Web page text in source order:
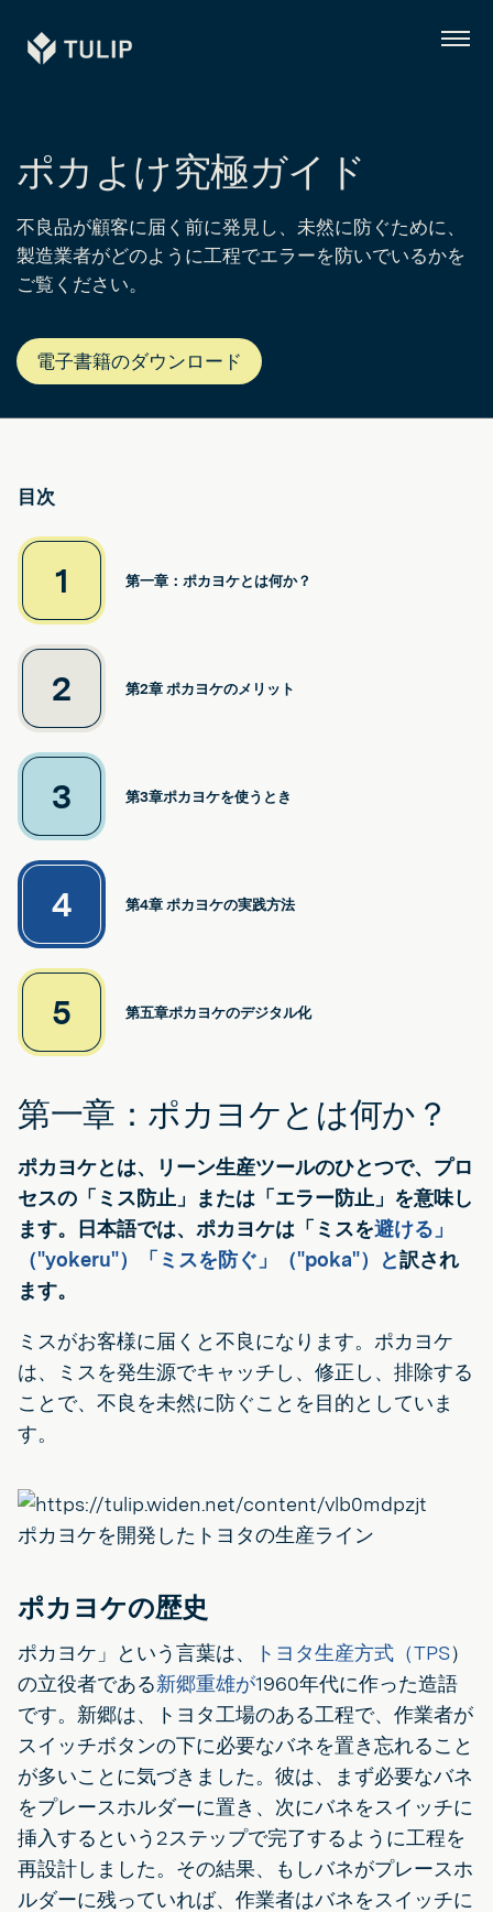
Tulip
メ
ポカよけ究極ガイド
不良品が顧客に届く前に発見し、未然に防ぐために、
製造業者がどのように工程でエラーを防いでいるかを
ご覧ください。
電子書籍のダウンロード
目次
1 第一章：ポカヨケとは何か？
2 第2章 ポカヨケのメリット
3 第3章ポカヨケを使うとき
4 第4章 ポカヨケの実践方法
5 第五章ポカヨケのデジタル化
第一章：ポカヨケとは何か？
ポカヨケとは、リーン生産ツールのひとつで、プロ
セスの「ミス防止」または「エラー防止」を意味し
ます。日本語では、ポカヨケは「ミスを避ける」
（"yokeru"）「ミスを防ぐ」（"poka"）と訳され
ます。
ミスがお客様に届くと不良になります。ポカヨケ
は、ミスを発生源でキャッチし、修正し、排除する
ことで、不良を未然に防ぐことを目的としていま
す。
ポカヨケを開発したトヨタの生産ライン
ポカヨケの歴史
ポカヨケ」という言葉は、 トヨタ生産方式（TPS）
の立役者である新郷重雄が1960年代に作った造語
です。新郷は、トヨタ工場のある工程で、作業者が
スイッチボタンの下に必要なバネを置き忘れること
が多いことに気づきました。彼は、まず必要なバネ
をプレースホルダーに置き、次にバネをスイッチに
挿入するという2ステップで完了するように工程を
再設計しました。その結果、もしバネがプレースホ
ルダーに残っていれば、作業者はバネをスイッチに